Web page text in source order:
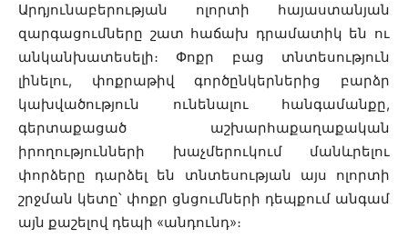
Արդյունաբերության ոլորտի հայաստանյան
զարգացումները շատ հաճախ դրամատիկ են ու
անկանխատեսելի։ Փոքր բաց տնտեսություն
լինելու, փոքրաթիվ գործընկերներից բարձր
կախվածություն ունենալու հանգամանքը,
գերտաքացած աշխարհաքաղաքական
իրողությունների խաչմերուկում մանևրելու
փորձերը դարձել են տնտեսության այս ոլորտի
շրջման կետը՝ փոքր ցնցումների դեպքում անգամ
այն քաշելով դեպի «անդունդ»։